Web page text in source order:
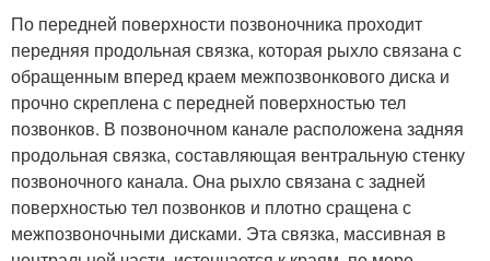
По передней поверхности позвоночника проходит
передняя продольная связка, которая рыхло связана с
обращенным вперед краем межпозвонкового диска и
прочно скреплена с передней поверхностью тел
позвонков. В позвоночном канале расположена задняя
продольная связка, составляющая вентральную стенку
позвоночного канала. Она рыхло связана с задней
поверхностью тел позвонков и плотно сращена с
межпозвоночными дисками. Эта связка, массивная в